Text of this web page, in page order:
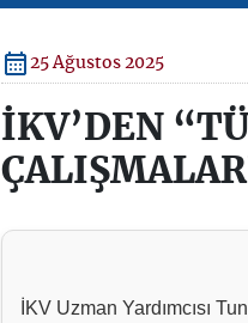
25 Ağustos 2025
İKV’DEN
İKV Uzman Yardımcısı